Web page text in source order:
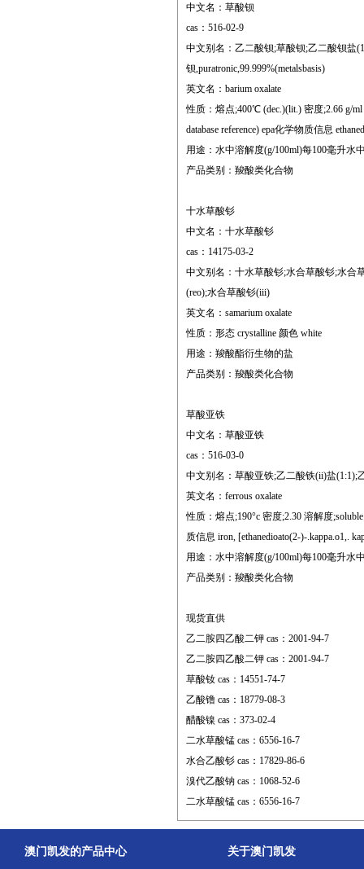
中文名：草酸钡
cas：516-02-9
中文别名：乙二酸钡;草酸钡;乙二酸钡盐
钡,puratronic,99.999%(metalsbasis)
英文名：barium oxalate
性质：熔点;400℃ (dec.)(lit.) 密度;2.66 g/ml
database reference) epa化学物质信息
用途：水中溶解度(g/100ml)每100毫升
产品类别：羧酸类化合物
十水草酸钐
中文名：十水草酸钐
cas：14175-03-2
中文别名：十水草酸钐;水合草酸钐;水合
(reo);水合草酸钐(iii)
英文名：samarium oxalate
性质：形态 crystalline 颜色 white
用途：羧酸酯衍生物的盐
产品类别：羧酸类化合物
草酸亚铁
中文名：草酸亚铁
cas：516-03-0
中文别名：草酸亚铁;乙二酸铁(ii)盐(1:1);
英文名：ferrous oxalate
性质：熔点;190°c 密度;2.30 溶解度
质信息 iron, [ethanedioato(2-)-.kappa.o1,.
用途：水中溶解度(g/100ml)每100毫升水
产品类别：羧酸类化合物
现货直供
乙二胺四乙酸二钾 cas：2001-94-7
乙二胺四乙酸二钾 cas：2001-94-7
草酸钕 cas：14551-74-7
乙酸镥 cas：18779-08-3
醋酸镍 cas：373-02-4
二水草酸锰 cas：6556-16-7
水合乙酸钐 cas：17829-86-6
溴代乙酸钠 cas：1068-52-6
二水草酸锰 cas：6556-16-7
澳门凯发的产品中心 关于澳门凯发